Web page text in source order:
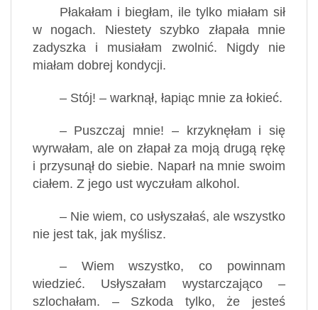
Płakałam i biegłam, ile tylko miałam sił
w nogach. Niestety szybko złapała mnie
zadyszka i musiałam zwolnić. Nigdy nie
miałam dobrej kondycji.
– Stój! – warknął, łapiąc mnie za łokieć.
– Puszczaj mnie! – krzyknęłam i się
wyrwałam, ale on złapał za moją drugą rękę
i przysunął do siebie. Naparł na mnie swoim
ciałem. Z jego ust wyczułam alkohol.
– Nie wiem, co usłyszałaś, ale wszystko
nie jest tak, jak myślisz.
– Wiem wszystko, co powinnam
wiedzieć. Usłyszałam wystarczająco –
szlochałam. – Szkoda tylko, że jesteś